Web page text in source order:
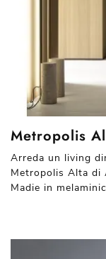
Metropolis
Arreda un living
Metropolis Alta di
Madie in